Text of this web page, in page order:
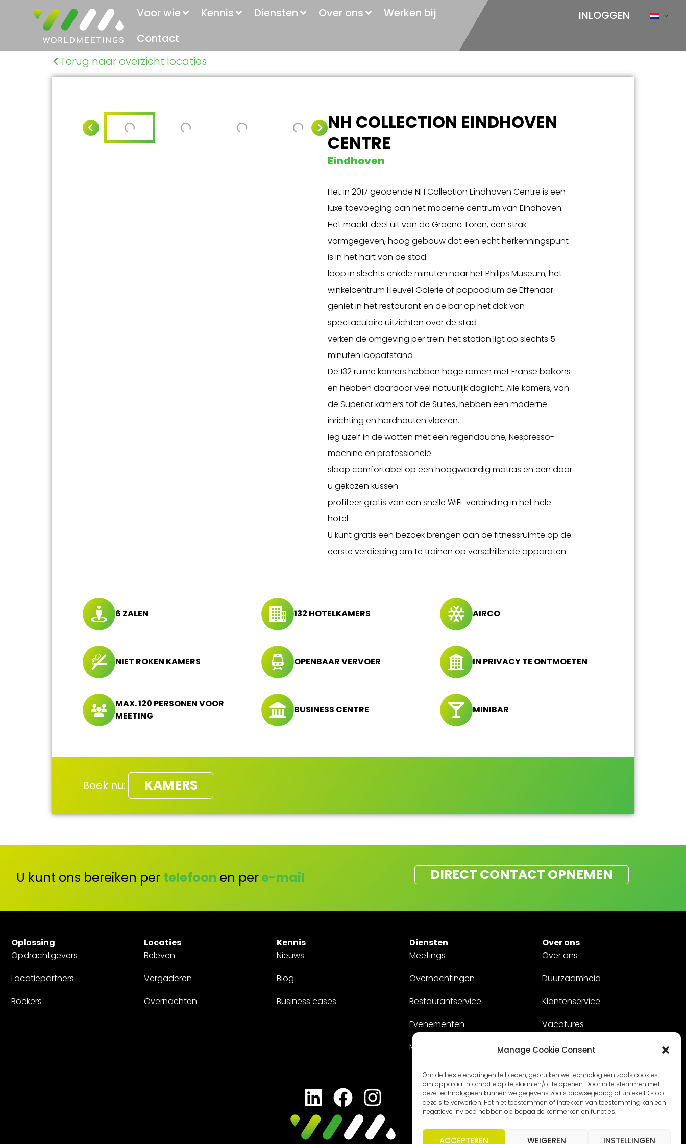
Manage Cookie Consent
Om de beste ervaringen te bieden, gebruiken we technologieën zoals cookies
om apparaatinformatie op te slaan en/of te openen. Door in te stemmen met
deze technologieën kunnen we gegevens zoals browsegedrag of unieke ID's op
deze site verwerken. Het niet toestemmen of intrekken van toestemming kan een
negatieve invloed hebben op bepaalde kenmerken en functies.
ACCEPTEREN WEIGEREN INSTELLINGEN
INLOGGEN
Voor wie Kennis Diensten Over ons
Werken bij
Contact
Terug naar overzicht locaties
NH COLLECTION EINDHOVEN
CENTRE
Eindhoven
Het in 2017 geopende NH Collection Eindhoven Centre is een
luxe toevoeging aan het moderne centrum van Eindhoven.
Het maakt deel uit van de Groene Toren, een strak
vormgegeven, hoog gebouw dat een echt herkenningspunt
is in het hart van de stad.
loop in slechts enkele minuten naar het Philips Museum, het
winkelcentrum Heuvel Galerie of poppodium de Effenaar
geniet in het restaurant en de bar op het dak van
spectaculaire uitzichten over de stad
verken de omgeving per trein: het station ligt op slechts 5
minuten loopafstand
De 132 ruime kamers hebben hoge ramen met Franse balkons
en hebben daardoor veel natuurlijk daglicht. Alle kamers, van
de Superior kamers tot de Suites, hebben een moderne
inrichting en hardhouten vloeren.
leg uzelf in de watten met een regendouche, Nespresso-
machine en professionele
slaap comfortabel op een hoogwaardig matras en een door
u gekozen kussen
profiteer gratis van een snelle WiFi-verbinding in het hele
hotel
U kunt gratis een bezoek brengen aan de fitnessruimte op de
eerste verdieping om te trainen op verschillende apparaten.
6 ZALEN 132 HOTELKAMERS AIRCO
NIET ROKEN KAMERS OPENBAAR VERVOER IN PRIVACY TE ONTMOETEN
MAX. 120 PERSONEN VOOR
MEETING
BUSINESS CENTRE MINIBAR
Boek nu: KAMERS
U kunt ons bereiken per telefoon en pere-mail DIRECT CONTACT OPNEMEN
Oplossing
Opdrachtgevers
Locatiepartners
Boekers
Locaties
Beleven
Vergaderen
Overnachten
Kennis
Nieuws
Blog
Business cases
Diensten
Meetings
Overnachtingen
Restaurantservice
Evenementen
Maatwerk
Over ons
Over ons
Duurzaamheid
Klantenservice
Vacatures
Contact